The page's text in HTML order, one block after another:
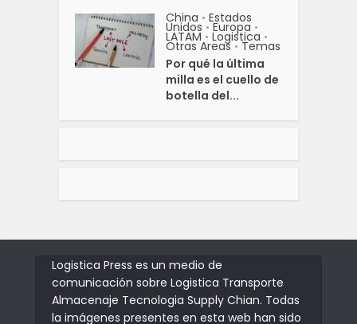
China • Estados
Unidos • Europa •
LATAM • Logistica •
Otras Areas • Temas
Por qué la última
milla es el cuello de
botella del...
Logistica Press es un medio de
comunicación sobre Logistica Transporte
Almacenaje Tecnologia Supply Chian. Todas
la imágenes presentes en esta web han sido